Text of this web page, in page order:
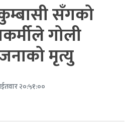
सँगको
गोली
मृत्यु
२०:५१:००